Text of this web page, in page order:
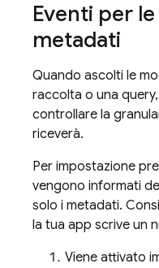
Eventi per
metadati
Quando ascolti le
raccolta o una
controllare la
riceverà.
Per impostazione
vengono informati
solo i metadati.
la tua app scrive un
Viene attivato